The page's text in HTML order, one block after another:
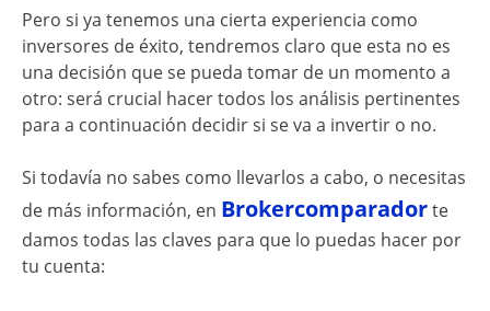
Pero si ya tenemos una cierta experiencia como
inversores de éxito, tendremos claro que esta no es
una decisión que se pueda tomar de un momento a
otro: será crucial hacer todos los análisis pertinentes
para a continuación decidir si se va a invertir o no.
Si todavía no sabes como llevarlos a cabo, o necesitas
de más información, en Brokercomparadorte
damos todas las claves para que lo puedas hacer por
tu cuenta: